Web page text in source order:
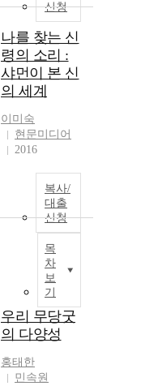
신청
나를 찾는 신
령의 소리 :
샤먼이 본 신
의 세계
이미숙
현문미디어
2016
복사/
대출
신청
목
차
보
기
우리 무당굿
의 다양성
홍태한
민속원